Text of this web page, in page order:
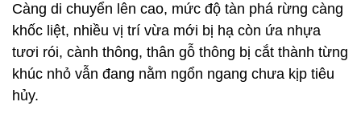
Càng di chuyển lên cao, mức độ tàn phá rừng càng
khốc liệt, nhiều vị trí vừa mới bị hạ còn ứa nhựa
tươi rói, cành thông, thân gỗ thông bị cắt thành từng
khúc nhỏ vẫn đang nằm ngổn ngang chưa kịp tiêu
hủy.